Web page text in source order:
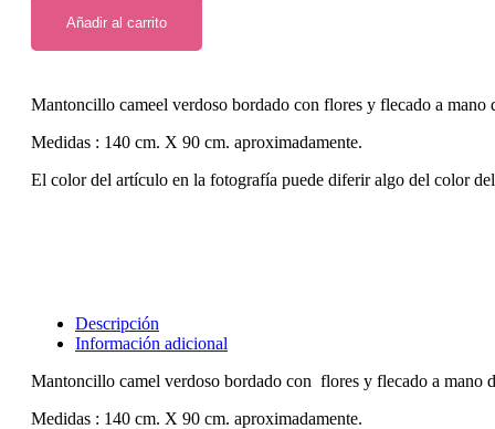
Añadir al carrito
Mantoncillo cameel verdoso bordado con flores y flecado a mano
Medidas : 140 cm. X 90 cm. aproximadamente.
El color del artículo en la fotografía puede diferir algo del color
Descripción
Información adicional
Mantoncillo camel verdoso bordado con flores y flecado a mano
Medidas : 140 cm. X 90 cm. aproximadamente.